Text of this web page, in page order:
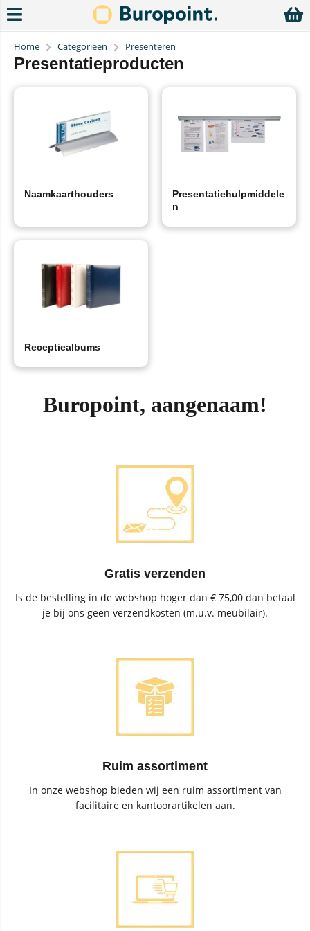
Home Categorieën Presenteren
Presentatieproducten
Naamkaarthouders
Presentatiehulpmiddele
n
Receptiealbums
Buropoint, aangenaam!
Gratis verzenden
Is de bestelling in de webshop hoger dan € 75,00 dan betaal
je bij ons geen verzendkosten (m.u.v. meubilair).
Ruim assortiment
In onze webshop bieden wij een ruim assortiment van
facilitaire en kantoorartikelen aan.